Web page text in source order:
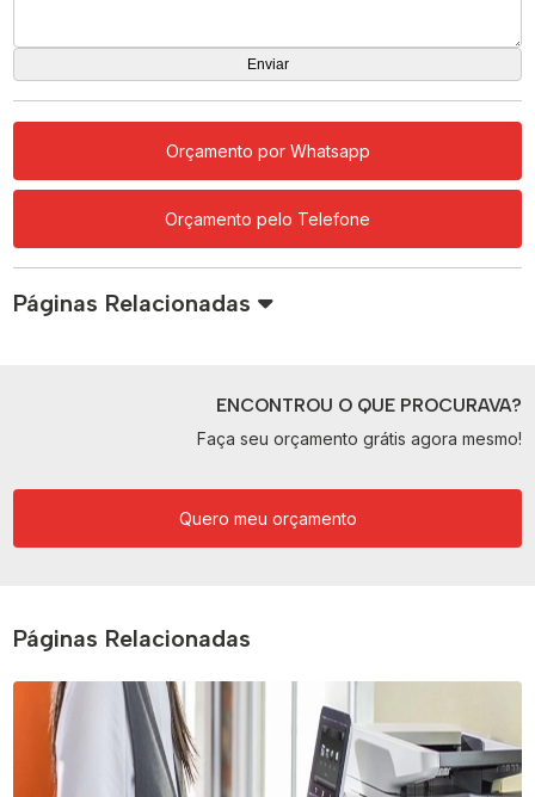
Orçamento por Whatsapp
Orçamento pelo Telefone
Páginas Relacionadas
ENCONTROU O QUE PROCURAVA?
Faça seu orçamento grátis agora mesmo!
Quero meu orçamento
Páginas Relacionadas